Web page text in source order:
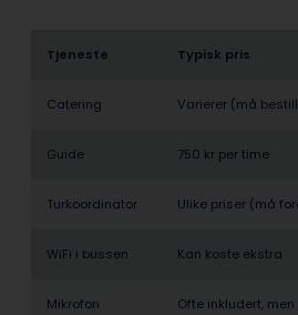
Tjeneste Typisk pris
Catering Varierer (må
Guide 750 kr per time
Turkoordinator Ulike priser (må
WiFi i bussen Kan koste ekstra
Mikrofon Ofte inkludert,